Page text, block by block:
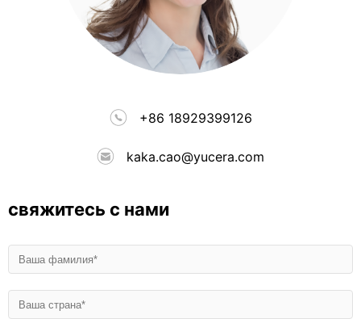
+86 18929399126
kaka.cao@yucera.com
свяжитесь с нами